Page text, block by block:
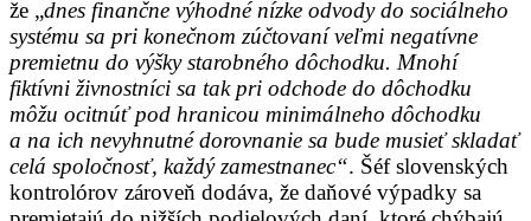
že „dnes finančne výhodné nízke odvody do sociálneho
systému sa pri konečnom zúčtovaní veľmi negatívne
premietnu do výšky starobného dôchodku. Mnohí
fiktívni živnostníci sa tak pri odchode do dôchodku
môžu ocitnúť pod hranicou minimálneho dôchodku
a na ich nevyhnutné dorovnanie sa bude musieť skladať
celá spoločnosť, každý zamestnanec“. Šéf slovenských
kontrolórov zároveň dodáva, že daňové výpadky sa